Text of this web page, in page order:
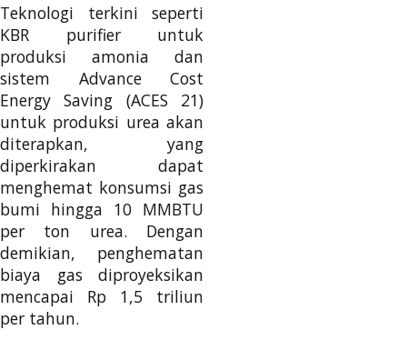
Teknologi terkini seperti
KBR purifier untuk
produksi amonia dan
sistem Advance Cost
Energy Saving (ACES 21)
untuk produksi urea akan
diterapkan, yang
diperkirakan dapat
menghemat konsumsi gas
bumi hingga 10 MMBTU
per ton urea. Dengan
demikian, penghematan
biaya gas diproyeksikan
mencapai Rp 1,5 triliun
per tahun.